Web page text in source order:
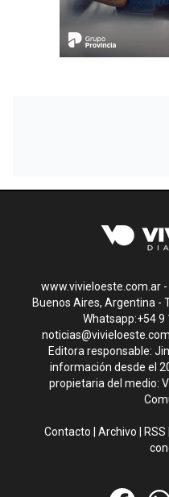
www.vivieloeste.com.ar
Buenos Aires, Argentina -
Whatsapp:+54 9
noticias@vivieloeste.com
Editora responsable:
información desde el
propietaria del medio:
Contacto |Archivo RSS